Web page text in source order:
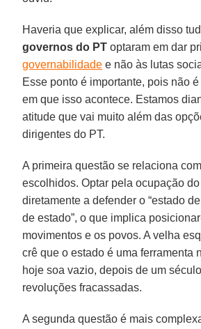
Haveria que explicar, além disso
governos do PT optaram em dar
governabilidade e não às lutas
Esse ponto é importante, pois não
em que isso acontece. Estamos
atitude que vai muito além das
dirigentes do PT.
A primeira questão se relaciona
escolhidos. Optar pela ocupação
diretamente a defender o “estado
de estado”, o que implica
movimentos e os povos. A velha
crê que o estado é uma ferramenta
hoje soa vazio, depois de um
revoluções fracassadas.
A segunda questão é mais